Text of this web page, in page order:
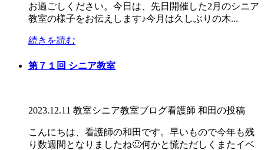
お過ごしください。今日は、先日開催した2月のシニア
教室の様子をお伝えします♪今月は久しぶりの木...
続きを読む
第７１回 シニア教室
2023.12.11 教室シニア教室ブログ看護師 和田の投稿
こんにちは、看護師の和田です。早いもので今年も残
り数週間となりましたね🙂何かと慌ただしくまたイベ